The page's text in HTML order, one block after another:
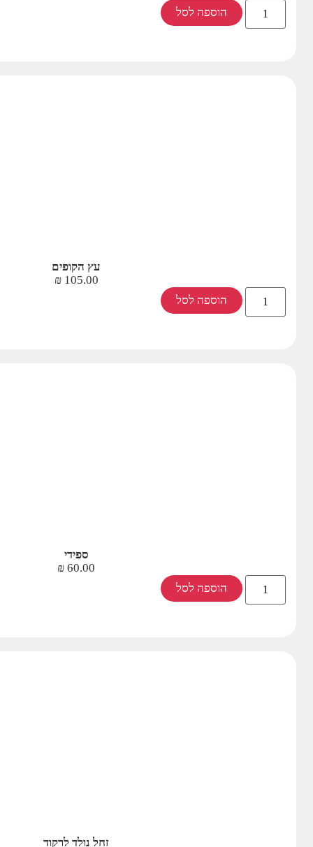
הוספה לסל
עץ הקופים
105.00
₪
הוספה לסל
ספידי
60.00
₪
הוספה לסל
זחל נולד לרקוד